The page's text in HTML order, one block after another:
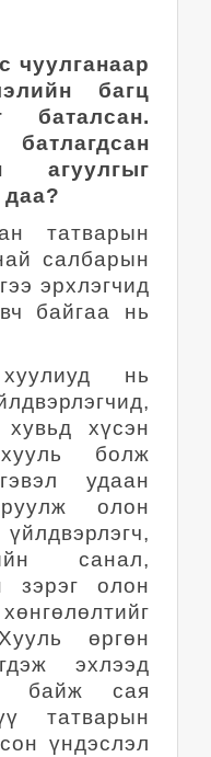
чуулганаар
багц
баталсан.
агуулгыг
татварын
салбарын
эрхлэгчид
байгаа нь
нь
хувьд хүсэн
болж
удаан
олон
санал,
зэрэг олон
өргөн
эхлээд
байж сая
татварын
үндэслэл